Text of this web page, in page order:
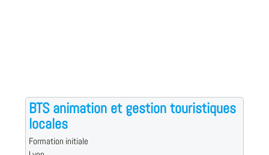
BTS animation et gestion touristiques
locales
Formation initiale